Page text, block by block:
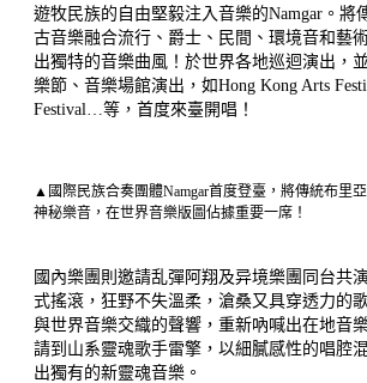
遊牧民族的自由堅毅注入音樂的Namgar。將
古音樂融合流行、爵士、民間、環境音和藝
出獨特的音樂曲風！於世界各地巡迴演出，
樂節、音樂場館演出，如Hong Kong Arts
Festival…等，首度來臺開唱！
▲國際民族合奏團體Namgar首度登臺，將傳統布里
神秘樂音，在世界音樂版圖佔據重要一席！
國內樂團則邀請乱彈阿翔及异境樂團同台共
式搖滾，狂野不失溫柔，滄桑又具穿透力的
與世界音樂交織的聲響，重新吶喊出在地音
請到山系靈魂歌手雷擎，以細膩感性的唱腔
出獨有的新靈魂音樂。